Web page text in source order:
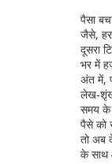
पैसा
जैसे, हर
दूसरा
भर में
अंत में,
समय के
पैसे को
तो अब
के साथ